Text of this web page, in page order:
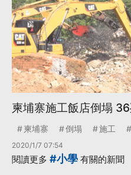
柬埔寨施工飯店倒塌
柬埔寨 倒塌 施工
2020/1/7 07:54
閱讀更多 #小學 有關的新聞